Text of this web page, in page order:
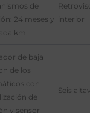
de
24 meses y
km
interior
de baja
de los
con
de
y sensor
Seis